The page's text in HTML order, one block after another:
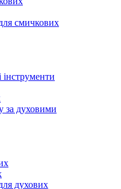
смичкових
інструменти
за духовими
духових